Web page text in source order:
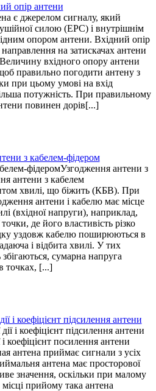
опір антени
є джерелом сигналу, який
силою (ЕРС) і внутрішнім
опором антени. Вхідний опір
на затискачах антени
вхідного опору антени
правильно погодити антену з
при цьому умові на вхід
потужність. При правильному
повинен дорів[...]
з кабелем-фідером
Узгодження антени з
антени з кабелем
хвилі, що біжить (КБВ). При
антени і кабелю має місце
(вхідної напруги), наприклад,
де його властивість різко
уздовж кабелю поширюються в
і відбита хвилі. У тих
сумарна напруга
точках, [...]
і коефіцієнт підсилення антени
коефіцієнт посилення антени
антена приймає сигнали з усіх
антена має просторової
значення, оскільки при малому
прийому така антена